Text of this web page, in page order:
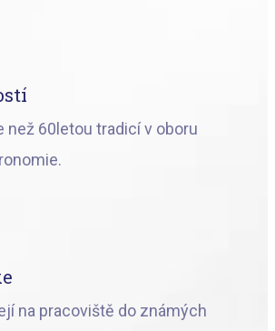
než 60letou tradicí v oboru
na pracoviště do známých